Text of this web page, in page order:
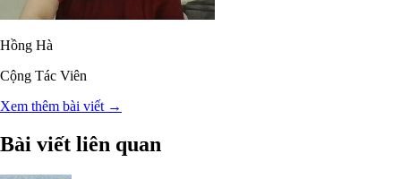
Hồng Hà
Cộng Tác Viên
Xem thêm bài viết →
Bài viết liên quan